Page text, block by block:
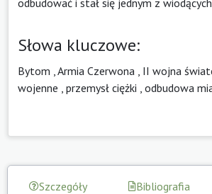
Słowa kluczowe:
Bytom Armia Czerwona II wojna
wojenne przemysł ciężki odbudowa
Szczegóły Bibliografia